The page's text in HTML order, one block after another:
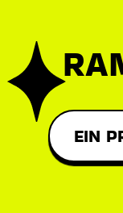
EIN